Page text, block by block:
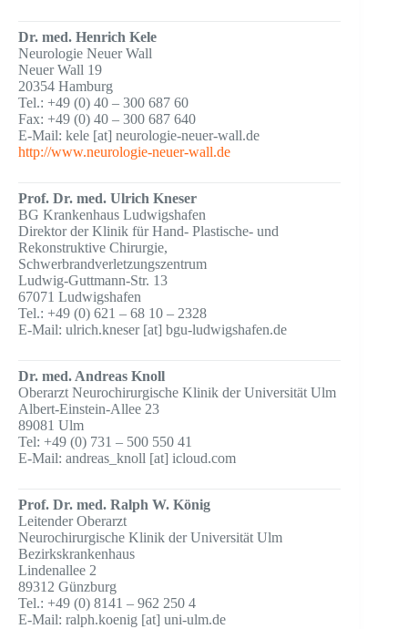
Dr. med. Henrich Kele
Neurologie Neuer Wall
Neuer Wall 19
20354 Hamburg
Tel.: +49 (0) 40 – 300 687 60
Fax: +49 (0) 40 – 300 687 640
E-Mail: kele [at] neurologie-neuer-wall.de
http://www.neurologie-neuer-wall.de
Prof. Dr. med. Ulrich Kneser
BG Krankenhaus Ludwigshafen
Direktor der Klinik für Hand- Plastische- und
Rekonstruktive Chirurgie,
Schwerbrandverletzungszentrum
Ludwig-Guttmann-Str. 13
67071 Ludwigshafen
Tel.: +49 (0) 621 – 68 10 – 2328
E-Mail: ulrich.kneser [at] bgu-ludwigshafen.de
Dr. med. Andreas Knoll
Oberarzt Neurochirurgische Klinik der Universität Ulm
Albert-Einstein-Allee 23
89081 Ulm
Tel: +49 (0) 731 – 500 550 41
E-Mail: andreas_knoll [at] icloud.com
Prof. Dr. med. Ralph W. König
Leitender Oberarzt
Neurochirurgische Klinik der Universität Ulm
Bezirkskrankenhaus
Lindenallee 2
89312 Günzburg
Tel.: +49 (0) 8141 – 962 250 4
E-Mail: ralph.koenig [at] uni-ulm.de